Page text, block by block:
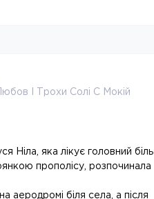
І Трохи Солі С Мокій
яка лікує головний біль
прополісу, розпочинала
аеродромі біля села, а після